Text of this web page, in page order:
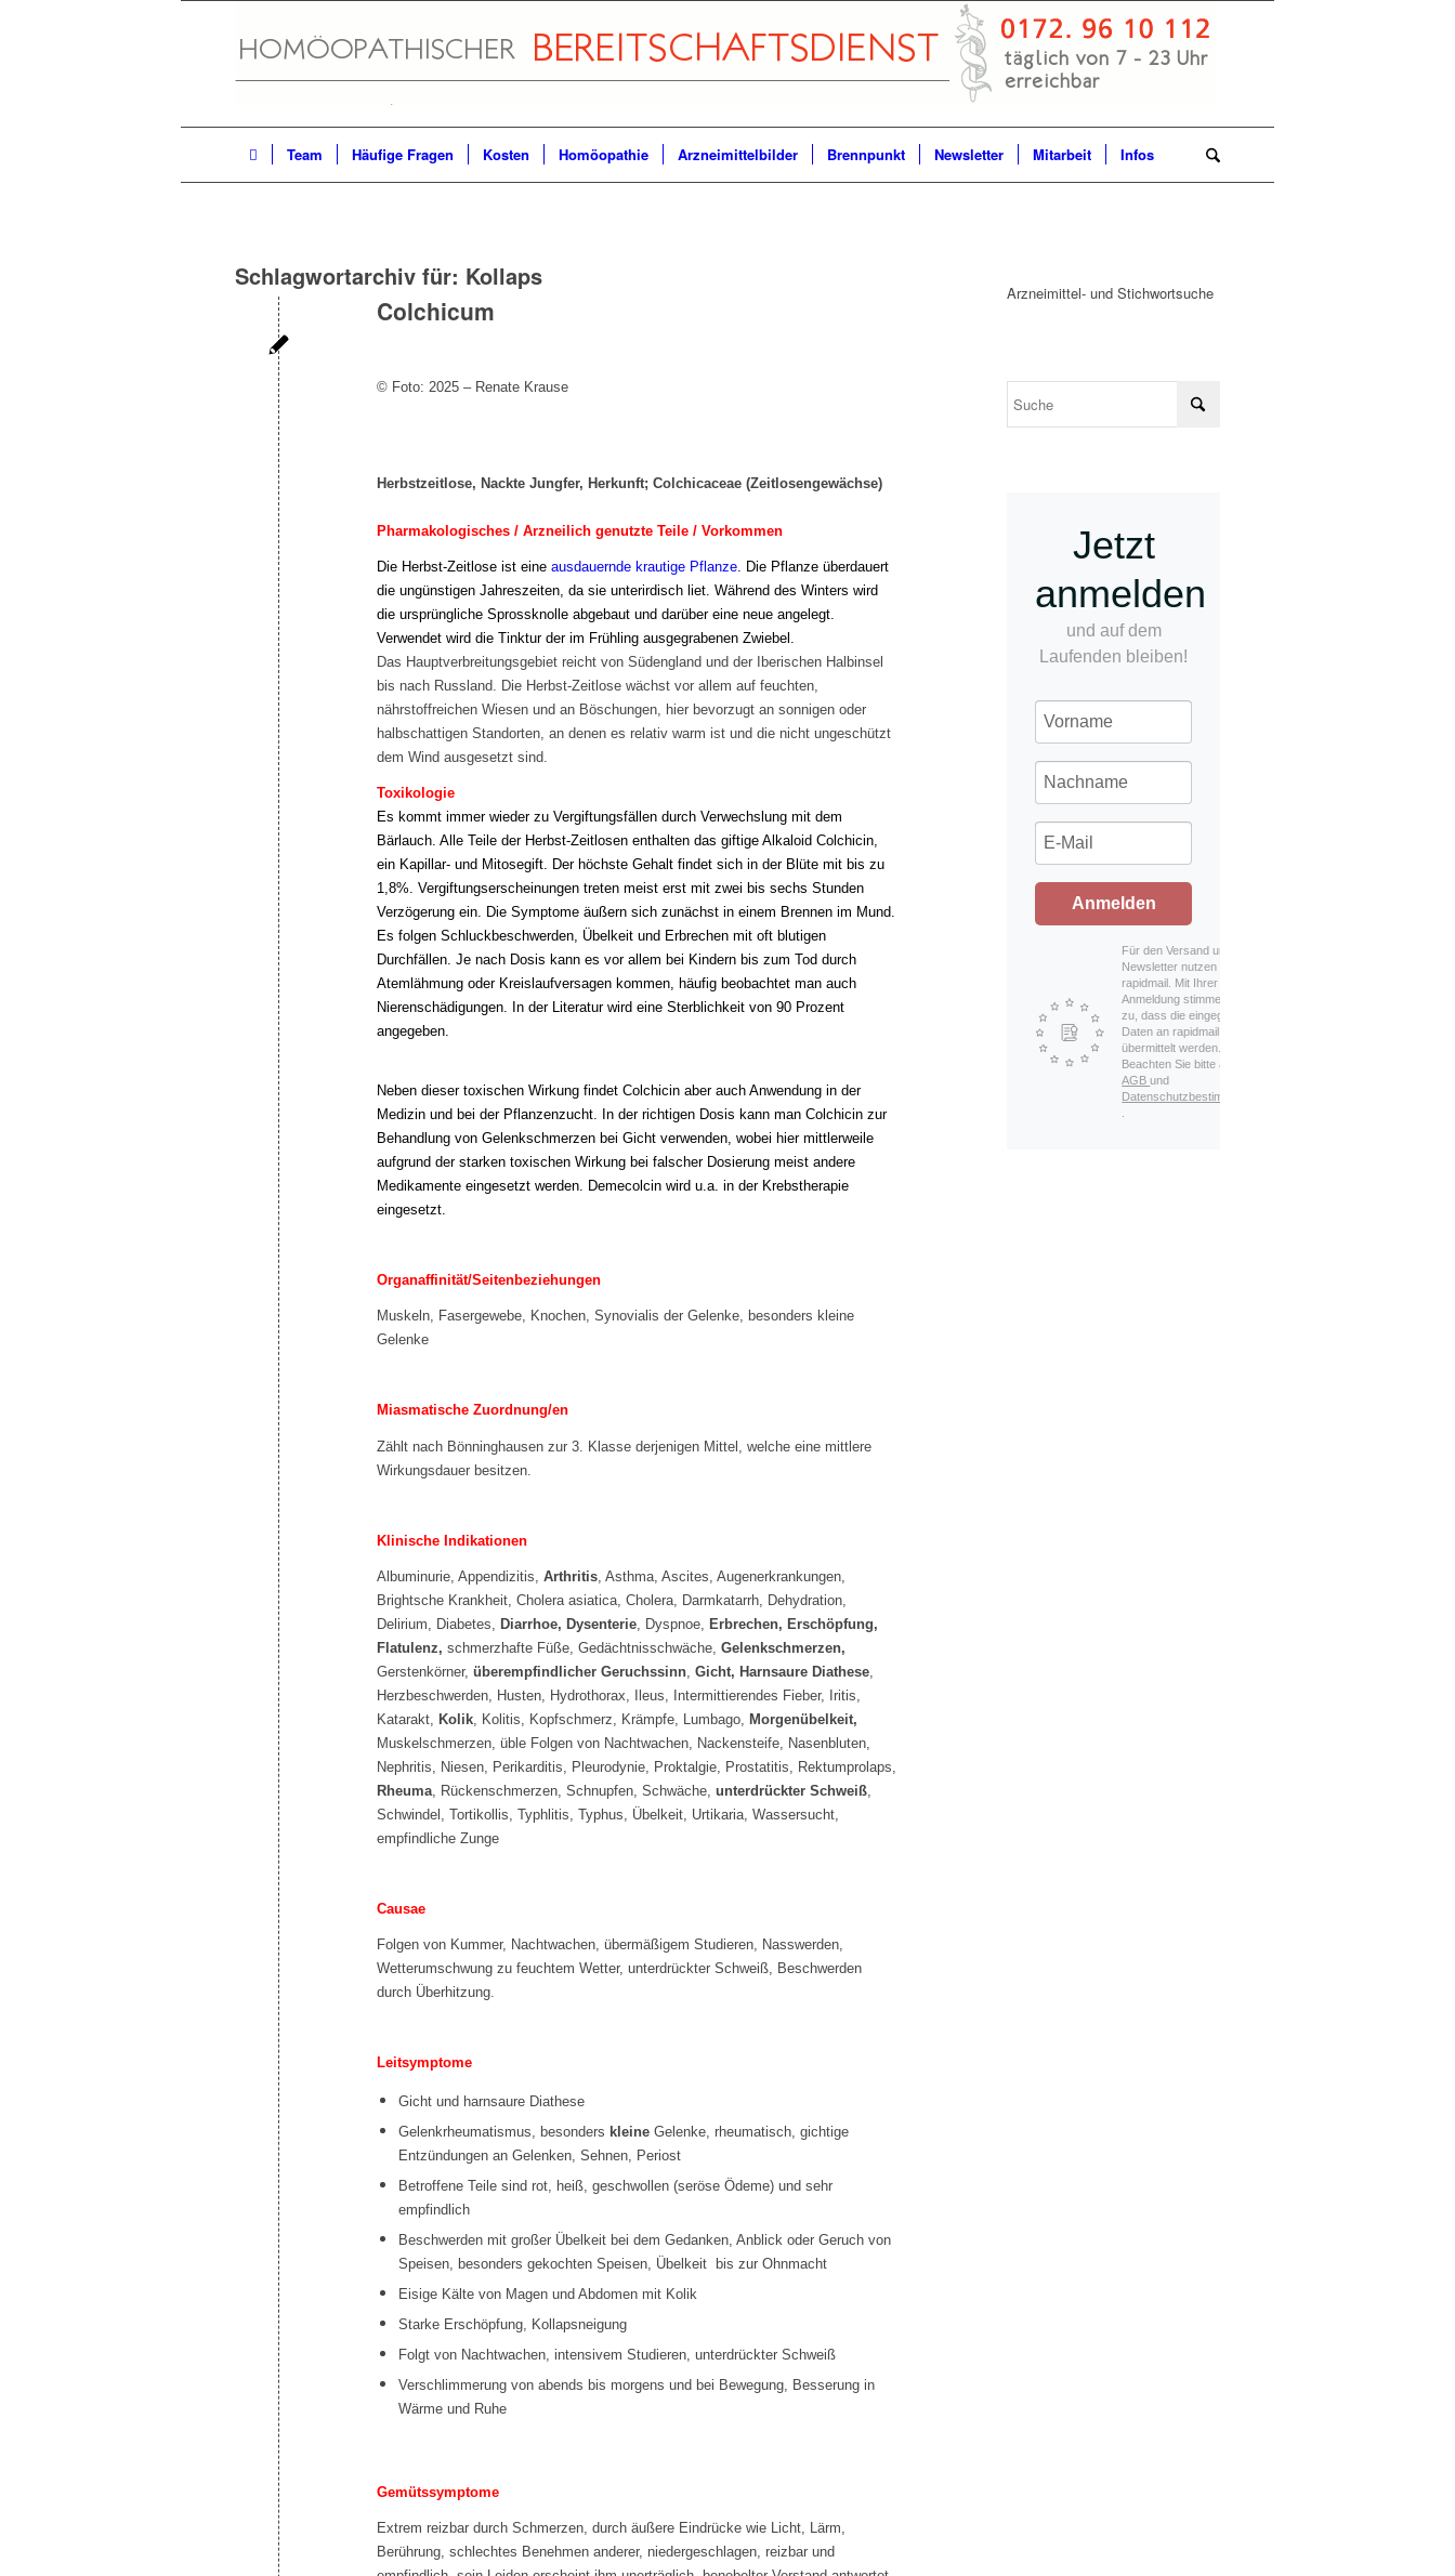
Team Häufige Fragen Kosten Homöopathie Arzneimittelbilder Brennpunkt Newsletter Mitarbeit Infos
Schlagwortarchiv für: Kollaps
Colchicum
© Foto: 2025 – Renate Krause
Herbstzeitlose, Nackte Jungfer, Herkunft; Colchicaceae (Zeitlosengewächse)
Pharmakologisches / Arzneilich genutzte Teile / Vorkommen
Die Herbst-Zeitlose ist eine ausdauernde krautige Pflanze. Die Pflanze überdauert
die ungünstigen Jahreszeiten, da sie unterirdisch liet. Während des Winters wird
die ursprüngliche Sprossknolle abgebaut und darüber eine neue angelegt.
Verwendet wird die Tinktur der im Frühling ausgegrabenen Zwiebel.
Das Hauptverbreitungsgebiet reicht von Südengland und der Iberischen Halbinsel
bis nach Russland. Die Herbst-Zeitlose wächst vor allem auf feuchten,
nährstoffreichen Wiesen und an Böschungen, hier bevorzugt an sonnigen oder
halbschattigen Standorten, an denen es relativ warm ist und die nicht ungeschützt
dem Wind ausgesetzt sind.
Toxikologie
Es kommt immer wieder zu Vergiftungsfällen durch Verwechslung mit dem
Bärlauch. Alle Teile der Herbst-Zeitlosen enthalten das giftige Alkaloid Colchicin,
ein Kapillar- und Mitosegift. Der höchste Gehalt findet sich in der Blüte mit bis zu
1,8%. Vergiftungserscheinungen treten meist erst mit zwei bis sechs Stunden
Verzögerung ein. Die Symptome äußern sich zunächst in einem Brennen im Mund.
Es folgen Schluckbeschwerden, Übelkeit und Erbrechen mit oft blutigen
Durchfällen. Je nach Dosis kann es vor allem bei Kindern bis zum Tod durch
Atemlähmung oder Kreislaufversagen kommen, häufig beobachtet man auch
Nierenschädigungen. In der Literatur wird eine Sterblichkeit von 90 Prozent
angegeben.
Neben dieser toxischen Wirkung findet Colchicin aber auch Anwendung in der
Medizin und bei der Pflanzenzucht. In der richtigen Dosis kann man Colchicin zur
Behandlung von Gelenkschmerzen bei Gicht verwenden, wobei hier mittlerweile
aufgrund der starken toxischen Wirkung bei falscher Dosierung meist andere
Medikamente eingesetzt werden. Demecolcin wird u.a. in der Krebstherapie
eingesetzt.
Organaffinität/Seitenbeziehungen
Muskeln, Fasergewebe, Knochen, Synovialis der Gelenke, besonders kleine
Gelenke
Miasmatische Zuordnung/en
Zählt nach Bönninghausen zur 3. Klasse derjenigen Mittel, welche eine mittlere
Wirkungsdauer besitzen.
Klinische Indikationen
Albuminurie, Appendizitis, Arthritis , Asthma, Ascites, Augenerkrankungen,
Brightsche Krankheit, Cholera asiatica, Cholera, Darmkatarrh, Dehydration,
Delirium, Diabetes, Diarrhoe, Dysenterie , Dyspnoe, Erbrechen, Erschöpfung,
Flatulenz, schmerzhafte Füße, Gedächtnisschwäche, Gelenkschmerzen,
Gerstenkörner, überempfindlicher Geruchssinn Gicht, Harnsaure Diathese
Herzbeschwerden, Husten, Hydrothorax, Ileus, Intermittierendes Fieber, Iritis,
Katarakt, Kolik , Kolitis, Kopfschmerz, Krämpfe, Lumbago, Morgenübelkeit,
Muskelschmerzen, üble Folgen von Nachtwachen, Nackensteife, Nasenbluten,
Nephritis, Niesen, Perikarditis, Pleurodynie, Proktalgie, Prostatitis, Rektumprolaps,
Rheuma , Rückenschmerzen, Schnupfen, Schwäche, unterdrückter Schweiß
Schwindel, Tortikollis, Typhlitis, Typhus, Übelkeit, Urtikaria, Wassersucht,
empfindliche Zunge
Causae
Folgen von Kummer, Nachtwachen, übermäßigem Studieren, Nasswerden,
Wetterumschwung zu feuchtem Wetter, unterdrückter Schweiß, Beschwerden
durch Überhitzung.
Leitsymptome
Gicht und harnsaure Diathese
Gelenkrheumatismus, besonders kleine Gelenke, rheumatisch, gichtige
Entzündungen an Gelenken, Sehnen, Periost
Betroffene Teile sind rot, heiß, geschwollen (seröse Ödeme) und sehr
empfindlich
Beschwerden mit großer Übelkeit bei dem Gedanken, Anblick oder Geruch von
Speisen, besonders gekochten Speisen, Übelkeit bis zur Ohnmacht
Eisige Kälte von Magen und Abdomen mit Kolik
Starke Erschöpfung, Kollapsneigung
Folgt von Nachtwachen, intensivem Studieren, unterdrückter Schweiß
Verschlimmerung von abends bis morgens und bei Bewegung, Besserung in
Wärme und Ruhe
Gemütssymptome
Extrem reizbar durch Schmerzen, durch äußere Eindrücke wie Licht, Lärm,
Berührung, schlechtes Benehmen anderer, niedergeschlagen, reizbar und
Arzneimittel- und Stichwortsuche
Jetzt
anmelden
und auf dem
Laufenden bleiben!
Anmelden
Für den Versand unserer
Newsletter nutzen wir
rapidmail. Mit Ihrer
Anmeldung stimmen Sie
zu, dass die eingegebenen
Daten an rapidmail
übermittelt werden.
Beachten Sie bitte auch die
AGBund
Datenschutzbestimmungen